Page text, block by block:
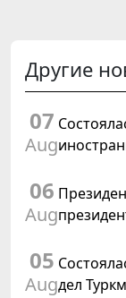
Другие
07
Aug
06
Aug
05
Augдел